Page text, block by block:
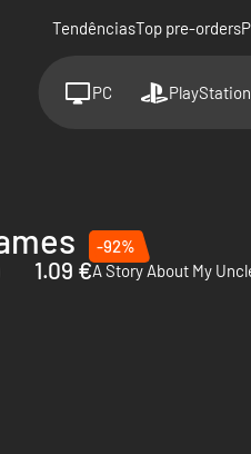
TendênciasTop pre-orders
PC PlayStation
1.09 €
-92%
A Story About My